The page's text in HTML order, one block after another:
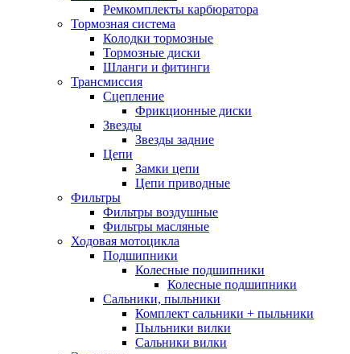
Ремкомплекты карбюратора
Тормозная система
Колодки тормозные
Тормозные диски
Шланги и фитинги
Трансмиссия
Cцепление
Фрикционные диски
Звезды
Звезды задние
Цепи
Замки цепи
Цепи приводные
Фильтры
Фильтры воздушные
Фильтры масляные
Ходовая мотоцикла
Подшипники
Колесные подшипники
Колесные подшипники
Сальники, пыльники
Комплект сальники + пыльники
Пыльники вилки
Сальники вилки